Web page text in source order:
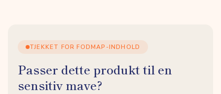
TJEKKET FOR FODMAP-INDHOLD
Passer dette produkt til en
sensitiv mave?